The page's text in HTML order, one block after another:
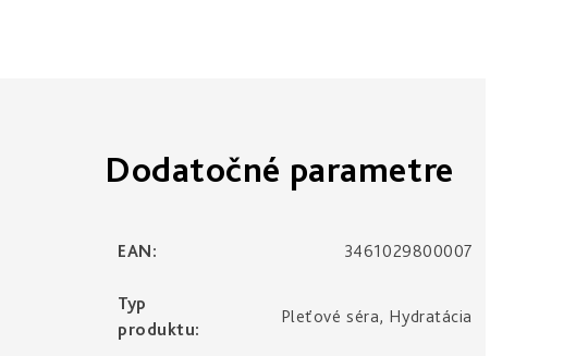
Dodatočné parametre
EAN: 3461029800007
Typ
produktu:
Pleťové séra, Hydratácia